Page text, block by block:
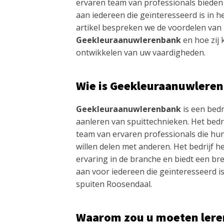
ervaren team van professionals
aan iedereen die geïnteresseerd is in
artikel bespreken we de voordelen
Geekleuraanuwlerenbanken hoe zij
ontwikkelen van uw vaardigheden.
Wie is
Geekleuraanuwlerenbank is een
aanleren van spuittechnieken. Het
team van ervaren professionals die
willen delen met anderen. Het bedrijf
ervaring in de branche en biedt een
aan voor iedereen die geïnteresseerd
spuiten Roosendaal.
Waarom zou u moeten